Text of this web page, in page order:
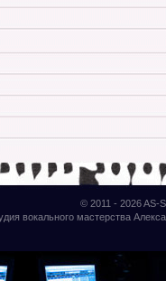
© 2011 - 2026AS-
вокального мастерства